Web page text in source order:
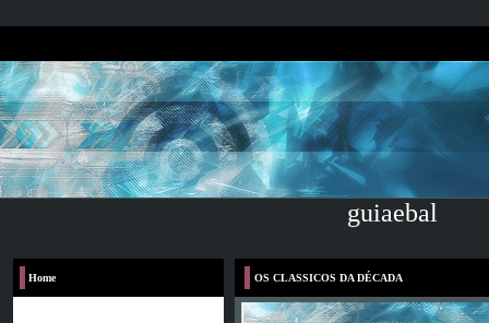
guiaebal
Home OS CLASSICOS DA DÉCADA